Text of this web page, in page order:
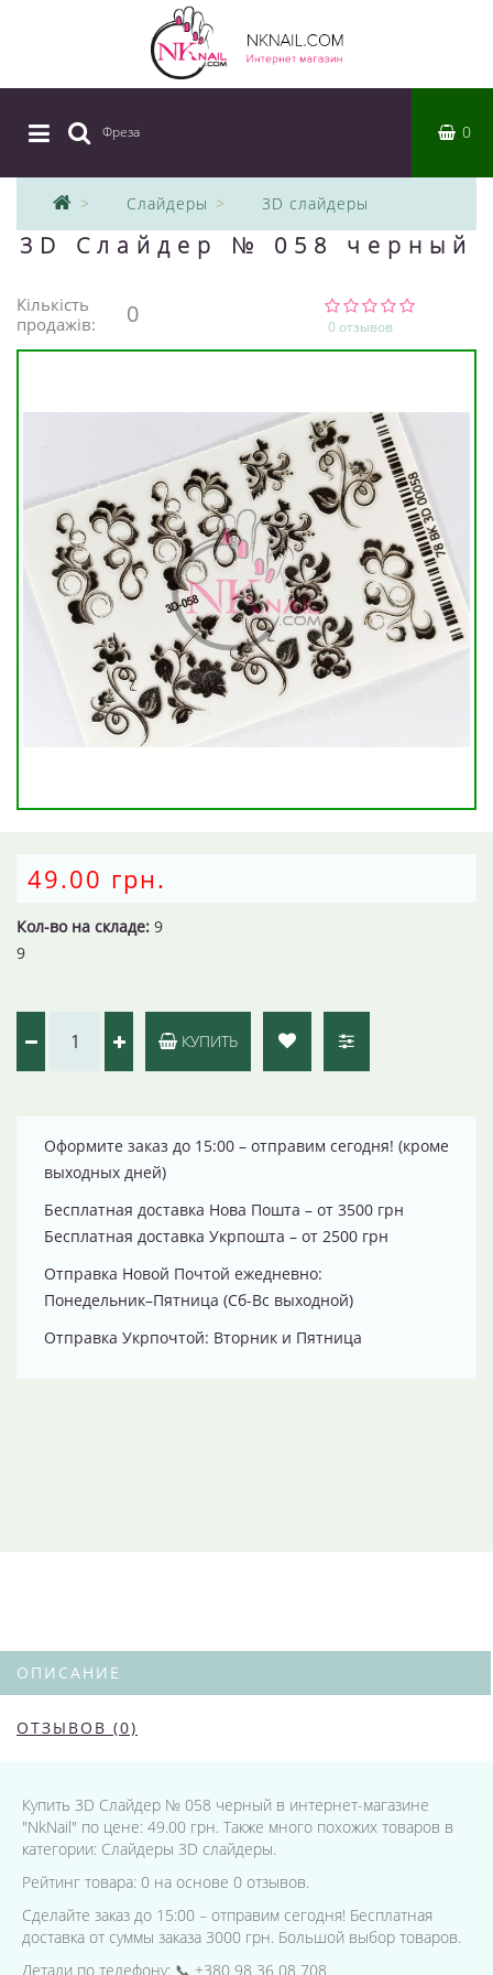
Фреза 0
Слайдеры 3D слайдеры
3D Слайдер № 058 черный
Кількість
продажів:
0 0 отзывов
49.00 грн.
Кол-во на складе: 9
9
КУПИТЬ
Оформите заказ до 15:00 – отправим сегодня! (кроме
выходных дней)
Бесплатная доставка Нова Пошта – от 3500 грн
Бесплатная доставка Укрпошта – от 2500 грн
Отправка Новой Почтой ежедневно:
Понедельник–Пятница (Сб-Вс выходной)
Отправка Укрпочтой: Вторник и Пятница
ОПИСАНИЕ
ОТЗЫВОВ (0)
Купить 3D Слайдер № 058 черный в интернет-магазине
"NkNail" по цене: 49.00 грн. Также много похожих товаров в
категории: Слайдеры 3D слайдеры.
Рейтинг товара: 0 на основе 0 отзывов.
Сделайте заказ до 15:00 – отправим сегодня! Бесплатная
доставка от суммы заказа 3000 грн. Большой выбор товаров.
Детали по телефону: 📞 +380 98 36 08 708